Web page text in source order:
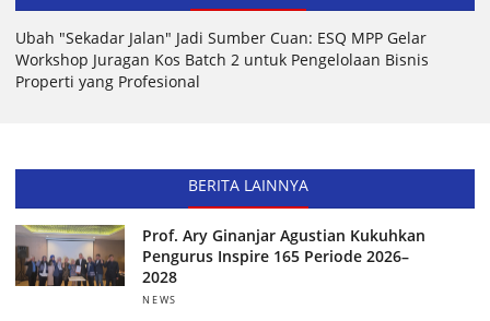
Ubah "Sekadar Jalan" Jadi Sumber Cuan: ESQ MPP Gelar
Workshop Juragan Kos Batch 2 untuk Pengelolaan Bisnis
Properti yang Profesional
BERITA LAINNYA
Prof. Ary Ginanjar Agustian Kukuhkan
Pengurus Inspire 165 Periode 2026–
2028
NEWS